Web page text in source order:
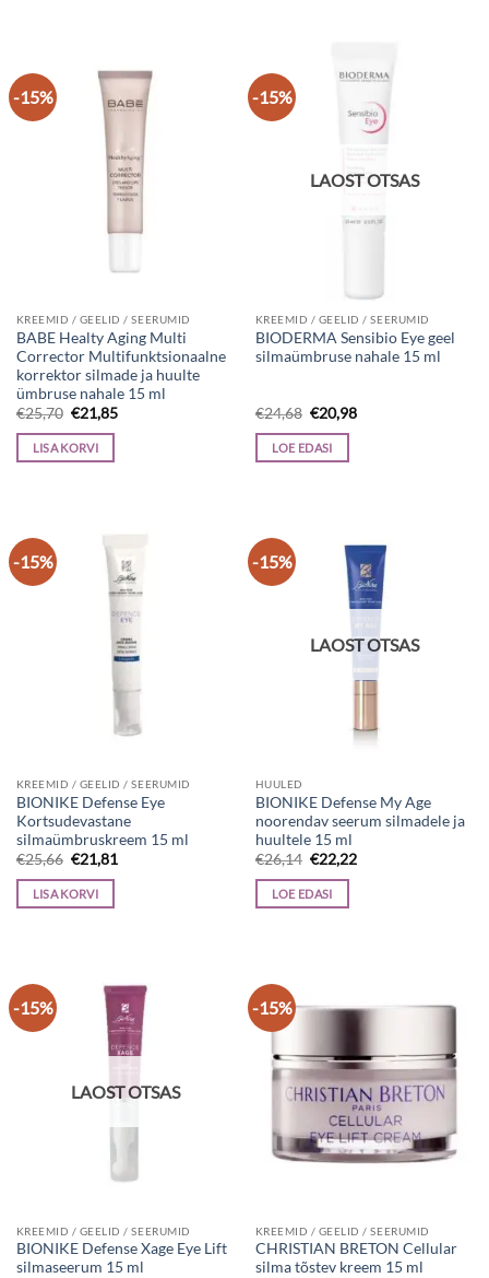
-15%
KREEMID / GEELID / SEERUMID
BABE Healty Aging Multi
Corrector Multifunktsionaalne
korrektor silmade ja huulte
ümbruse nahale 15 ml
€25,70 Algne
hind
oli:
€25,70.
€21,85Current
LISA KORVI
-15%
LAOST OTSAS
KREEMID / GEELID / SEERUMID
BIODERMA Sensibio Eye geel
silmaümbruse nahale 15 ml
€24,68 Algne
hind
oli:
€24,68.
€20,98Current
LOE EDASI
-15%
KREEMID / GEELID / SEERUMID
BIONIKE Defense Eye
Kortsudevastane
silmaümbruskreem 15 ml
€25,66 Algne
hind
oli:
€25,66.
€21,81Current
LISA KORVI
-15%
LAOST OTSAS
HUULED
BIONIKE Defense My Age
noorendav seerum silmadele ja
huultele 15 ml
€26,14 Algne
hind
oli:
€26,14.
€22,22Current
LOE EDASI
-15%
LAOST OTSAS
KREEMID / GEELID / SEERUMID
BIONIKE Defense Xage Eye Lift
silmaseerum 15 ml
-15%
KREEMID / GEELID / SEERUMID
CHRISTIAN BRETON Cellular
silma tõstev kreem 15 ml